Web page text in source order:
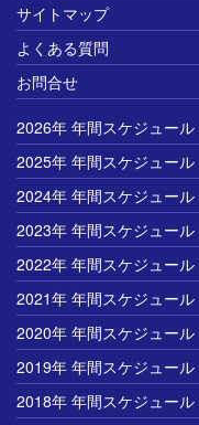
サイトマップ
よくある質問
お問合せ
2026年 年間スケジュール
2025年 年間スケジュール
2024年 年間スケジュール
2023年 年間スケジュール
2022年 年間スケジュール
2021年 年間スケジュール
2020年 年間スケジュール
2019年 年間スケジュール
2018年 年間スケジュール